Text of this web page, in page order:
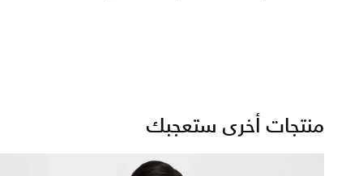
منتجات أخرى ستعجبك